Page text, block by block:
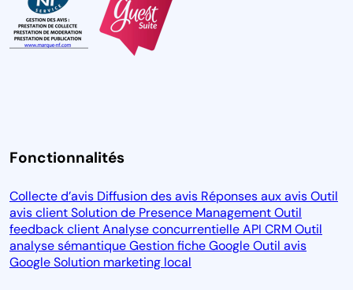
Fonctionnalités
Collecte d’avis Diffusion des avis Réponses aux avisOutil
avis clientSolution de Presence ManagementOutil
feedback clientAnalyse concurrentielleAPI CRMOutil
analyse sémantiqueGestion fiche GoogleOutil avis
GoogleSolution marketing local